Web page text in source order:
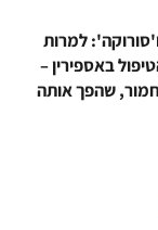
למרות
באספירין –
שהפך אותה